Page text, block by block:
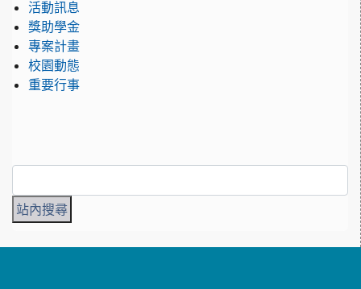
活動訊息
獎助學金
專案計畫
校園動態
重要行事